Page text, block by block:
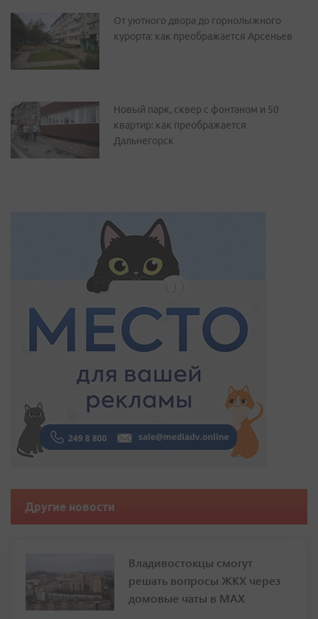
От уютного двора до горнолыжного
курорта: как преображается Арсеньев
Новый парк, сквер с фонтаном и 50
квартир: как преображается
Дальнегорск
Другие новости
Владивостокцы смогут
решать вопросы ЖКХ через
домовые чаты в МАХ